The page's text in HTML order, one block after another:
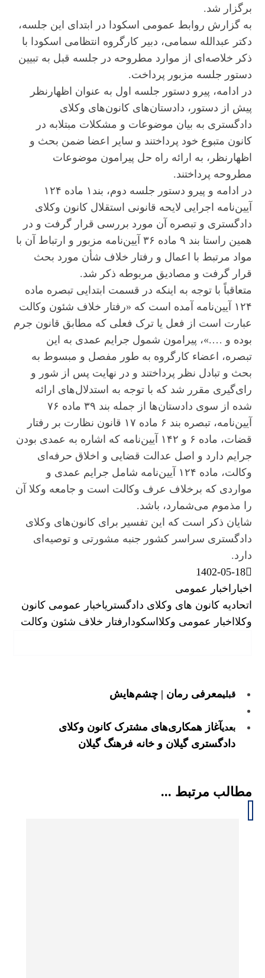
برگزار شد.
به گزارش روابط عمومی اسکودا در ابتدای این جلسه،
دکتر عبدالله سمامی، دبیر کارگروه انتظامی اسکودا با
ذکر خلاصه‌ای از موارد مطروحه در جلسه قبل به تبیین
دستور جلسه مزبور پرداخت.
در ادامه، پیرو دستور جلسه اول به عنوان اظهارنظر
پیش از دستور، دادستان‌های کانون‌های وکلای
دادگستری به بیان موضوعات و مشکلات مبتلابه در
کانون متبوع خود پرداختند و سایر اعضا ضمن بحث و
اظهارنظر، به ارائه راه حل پیرامون موضوعات
مطروحه پرداختند.
در ادامه و پیرو دستور جلسه دوم، بند۱ ماده ۱۲۴
آیین‌نامه اجرایی لایحه قانونی استقلال کانون وکلای
دادگستری و تبصره آن مورد بررسی قرار گرفت و در
همین راستا بند ۹ ماده ۳۶ آیین‌نامه مزبور و ارتباط آن با
مواد مرتبط با اعمال و رفتار خلاف شأن مورد بحث
قرار گرفت و مصادیق مربوطه ذکر شد.
متعاقباً با توجه به اینکه در قسمت ابتدایی تبصره ماده
۱۲۴ آیین‌نامه آمده است که «رفتار خلاف شئون وکالت
عبارت است از فعل یا ترک فعلی که مطابق قانون جرم
بوده و ….»، پیرامون شمول جرایم عمدی به این
تبصره، اعضاء کارگروه به طور مفصل و مبسوط به
بحث و تبادل نظر پرداختند و در نهایت پس از شور و
رای‌گیری مقرر شد که با توجه به استدلال‌های ارائه
شده از سوی دادستان‌ها از جمله بند ۳۹ ماده ۷۶
آیین‌نامه، تبصره بند ۶ ماده ۱۷ قانون نظارت بر رفتار
قضات، ماده ۶ و ۱۴۲ آیین‌نامه که اشاره به عمدی بودن
جرایم دارد و اصل عدالت قضایی و اخلاق حرفه‌ای
وکالت، ماده ۱۲۴ آیین‌نامه شامل جرایم عمدی و
مواردی که برخلاف عرف وکالت است و جامعه وکلا آن
را مذموم می‌شمارد، باشد.
شایان ذکر است که این تفسیر برای کانون‌های وکلای
دادگستری سراسر کشور جنبه مشورتی و توصیه‌ای
دارد.
1402-05-18
اخبار اخبار عمومی
اتحادیه کانون های وکلای دادگستریاخبار عمومی کانون
وکلا اخبار عمومی وکلا اسکودا رفتار خلاف شئون وکالت
قبلیمعرفی رمان | چشم‌هایش
بعدیآغاز همکاری‌های مشترک کانون وکلای
دادگستری گیلان و خانه فرهنگ گیلان
مطالب مرتبط ...